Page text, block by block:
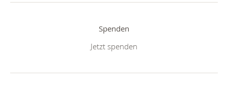
Spenden
Jetzt spenden